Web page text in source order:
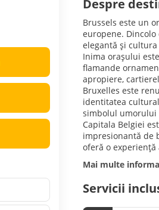
Despre
Brussels este un
europene.
elegantă și
Inima orașului
flamande
apropiere,
Bruxelles este
identitatea
simbolul umorului
Capitala Belgiei
impresionantă de
oferă o
Mai multe
Servicii